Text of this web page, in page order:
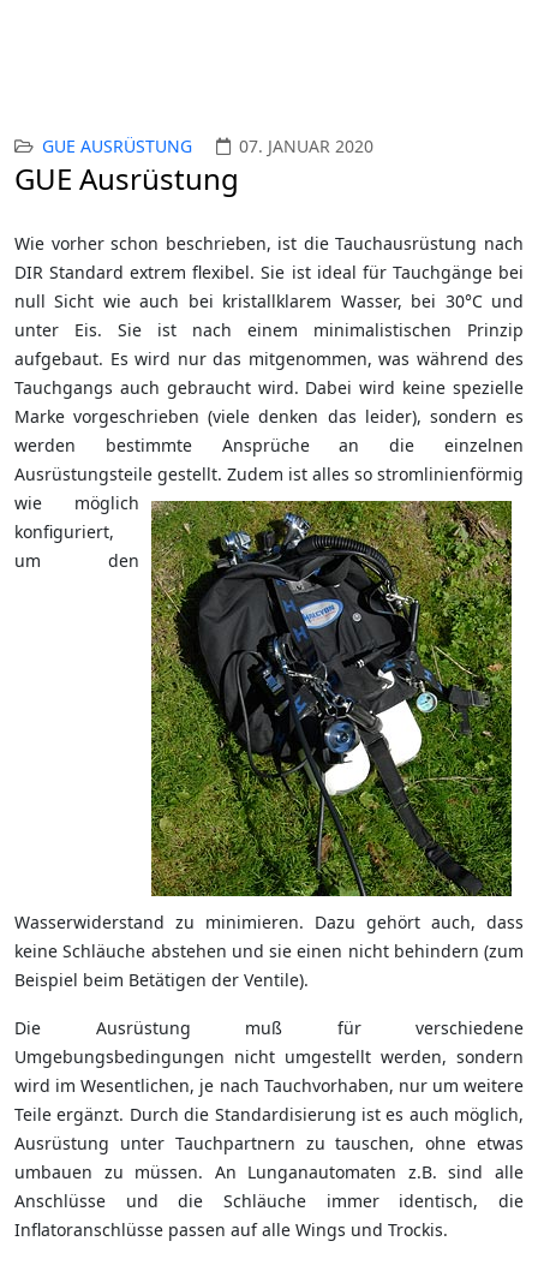
GUE AUSRÜSTUNG 07. JANUAR 2020
GUE Ausrüstung
Wie vorher schon beschrieben, ist die Tauchausrüstung nach
DIR Standard extrem flexibel. Sie ist ideal für Tauchgänge bei
null Sicht wie auch bei kristallklarem Wasser, bei 30°C und
unter Eis. Sie ist nach einem minimalistischen Prinzip
aufgebaut. Es wird nur das mitgenommen, was während des
Tauchgangs auch gebraucht wird. Dabei wird keine spezielle
Marke vorgeschrieben (viele denken das leider), sondern es
werden bestimmte Ansprüche an die einzelnen
Ausrüstungsteile gestellt. Zudem ist alles so stromlinienförmig
wie möglich
konfiguriert,
um den
Wasserwiderstand zu minimieren. Dazu gehört auch, dass
keine Schläuche abstehen und sie einen nicht behindern (zum
Beispiel beim Betätigen der Ventile).
Die Ausrüstung muß für verschiedene
Umgebungsbedingungen nicht umgestellt werden, sondern
wird im Wesentlichen, je nach Tauchvorhaben, nur um weitere
Teile ergänzt. Durch die Standardisierung ist es auch möglich,
Ausrüstung unter Tauchpartnern zu tauschen, ohne etwas
umbauen zu müssen. An Lunganautomaten z.B. sind alle
Anschlüsse und die Schläuche immer identisch, die
Inflatoranschlüsse passen auf alle Wings und Trockis.